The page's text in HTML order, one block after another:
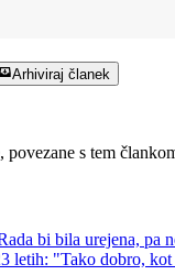
Arhiviraj članek
povezane s tem
bi bila urejena, pa
letih: "Tako dobro, kot